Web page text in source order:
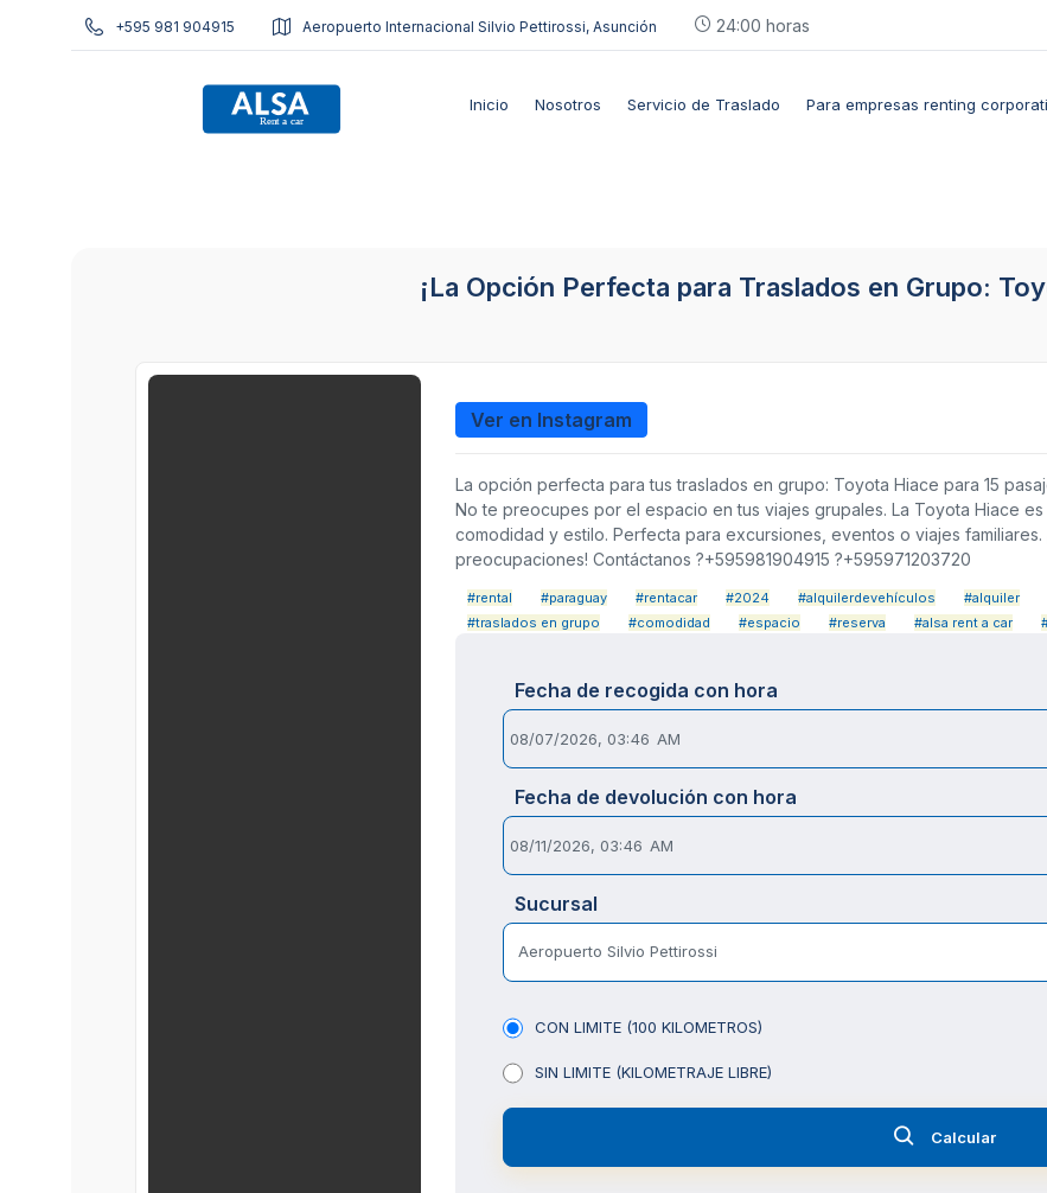
+595 981 904915 Aeropuerto Internacional Silvio Pettirossi, Asunción 24:00 horas
Inicio Nosotros Servicio de Traslado Para empresas renting
¡La Opción Perfecta para Traslados en Grupo:
Ver en Instagram
La opción perfecta para tus traslados en grupo: Toyota Hiace para 15
No te preocupes por el espacio en tus viajes grupales. La Toyota Hiace
comodidad y estilo. Perfecta para excursiones, eventos o viajes
preocupaciones! Contáctanos ?+595981904915 ?+595971203720
#rental #paraguay #rentacar #2024 #alquilerdevehículos #alquiler
#traslados en grupo
#comodidad #espacio #reserva #alsa rent a car
Fecha de recogida con hora
Fecha de devolución con hora
Sucursal
Aeropuerto Silvio Pettirossi
CON LIMITE (100 KILOMETROS)
SIN LIMITE (KILOMETRAJE LIBRE)
Calcular